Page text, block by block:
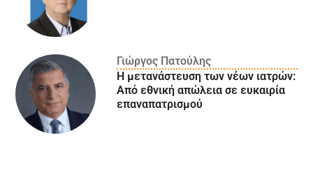
Γιώργος Πατούλης
Η μετανάστευση των νέων ιατρών:
Aπό εθνική απώλεια σε ευκαιρία
επαναπατρισμού